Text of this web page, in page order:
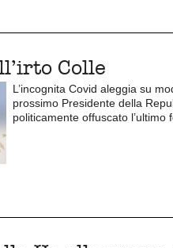
Colle
L’incognita Covid aleggia su
prossimo Presidente della
politicamente offuscato